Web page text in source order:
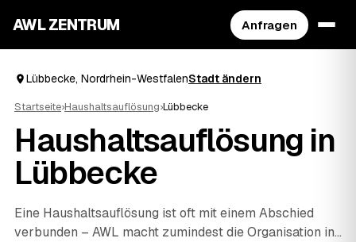
AWL ZENTRUM Anfragen
Lübbecke, Nordrhein-WestfalenStadt ändern
Startseite›Haushaltsauflösung›Lübbecke
Haushaltsauflösung in
Lübbecke
Eine Haushaltsauflösung ist oft mit einem Abschied
verbunden – AWL macht zumindest die Organisation in